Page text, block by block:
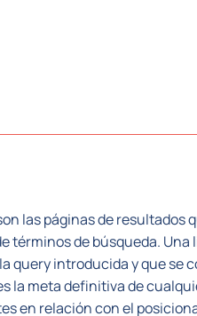
las páginas de
términos de búsqueda.
query introducida y que se
la meta definitiva de
en relación con el